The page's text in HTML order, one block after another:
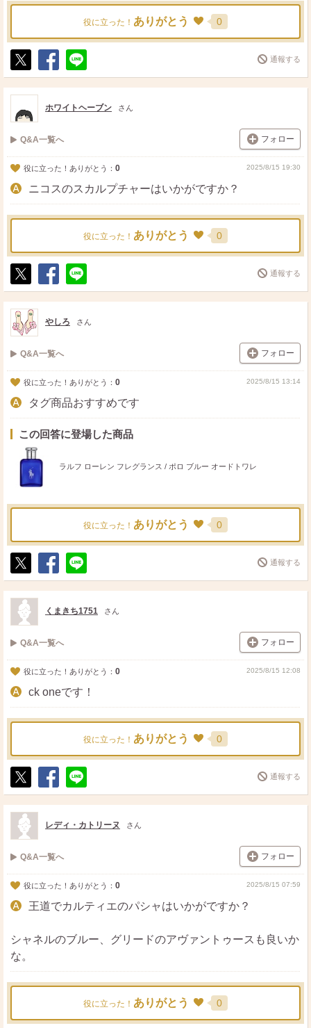
役に立った！ ありがとう 0
ポ
ス
ト
シ
ェ
送
る
通報する
ホワイトヘーブン さん
Q&A一覧へ フォロー
役に立った！ありがとう： 0 2025/8/15 19:30
ニコスのスカルプチャーはいかがですか？
役に立った！ ありがとう 0
ポ
ス
ト
シ
ェ
送
る
通報する
やしろ さん
Q&A一覧へ フォロー
役に立った！ありがとう： 0 2025/8/15 13:14
タグ商品おすすめです
この回答に登場した商品
ラルフ ローレン フレグランス / ポロ ブルー オードトワレ
役に立った！ ありがとう 0
ポ
ス
ト
シ
ェ
送
る
通報する
くまきち1751 さん
Q&A一覧へ フォロー
役に立った！ありがとう： 0 2025/8/15 12:08
ck oneです！
役に立った！ ありがとう 0
ポ
ス
ト
シ
ェ
送
る
通報する
レディ・カトリーヌ さん
Q&A一覧へ フォロー
役に立った！ありがとう： 0 2025/8/15 07:59
王道でカルティエのパシャはいかがですか？
シャネルのブルー、グリードのアヴァントゥースも良いか
な。
役に立った！ ありがとう 0